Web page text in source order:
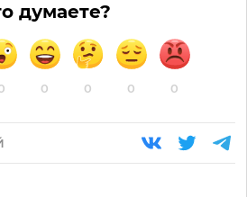
думаете?
0 0 0 0